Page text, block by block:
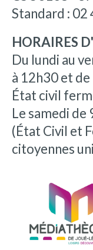
Standard : 02
HORAIRES
Du lundi au
à 12h30 et
État civil
Le samedi de
(État Civil et
citoyennes